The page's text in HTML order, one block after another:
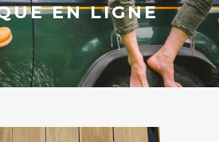
EN LIGNE